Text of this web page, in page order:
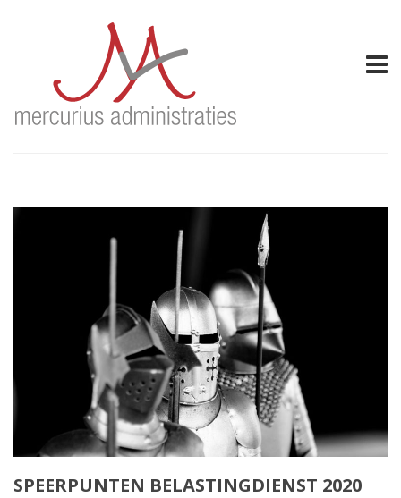
SPEERPUNTEN BELASTINGDIENST 2020